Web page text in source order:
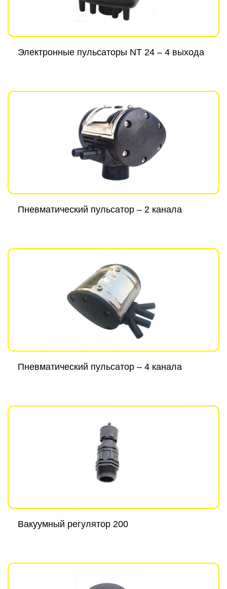
Электронные пульсаторы NT 24 – 4 выхода
Пневматический пульсатор – 2 канала
Пневматический пульсатор – 4 канала
Вакуумный регулятор 200